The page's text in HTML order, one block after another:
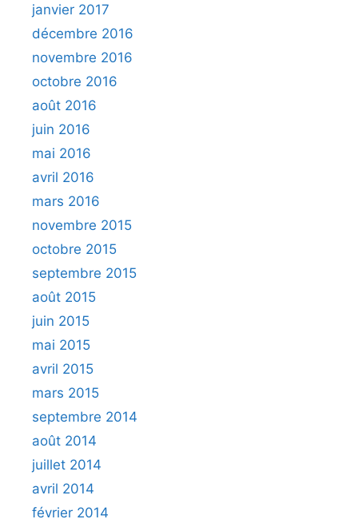
janvier 2017
décembre 2016
novembre 2016
octobre 2016
août 2016
juin 2016
mai 2016
avril 2016
mars 2016
novembre 2015
octobre 2015
septembre 2015
août 2015
juin 2015
mai 2015
avril 2015
mars 2015
septembre 2014
août 2014
juillet 2014
avril 2014
février 2014